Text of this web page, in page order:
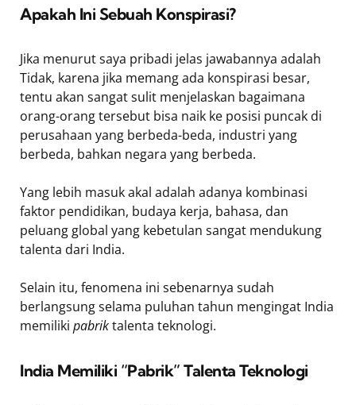
Apakah Ini Sebuah Konspirasi?
Jika menurut saya pribadi jelas jawabannya adalah
Tidak, karena jika memang ada konspirasi besar,
tentu akan sangat sulit menjelaskan bagaimana
orang-orang tersebut bisa naik ke posisi puncak di
perusahaan yang berbeda-beda, industri yang
berbeda, bahkan negara yang berbeda.
Yang lebih masuk akal adalah adanya kombinasi
faktor pendidikan, budaya kerja, bahasa, dan
peluang global yang kebetulan sangat mendukung
talenta dari India.
Selain itu, fenomena ini sebenarnya sudah
berlangsung selama puluhan tahun mengingat India
memiliki pabriktalenta teknologi.
India Memiliki “Pabrik” Talenta Teknologi